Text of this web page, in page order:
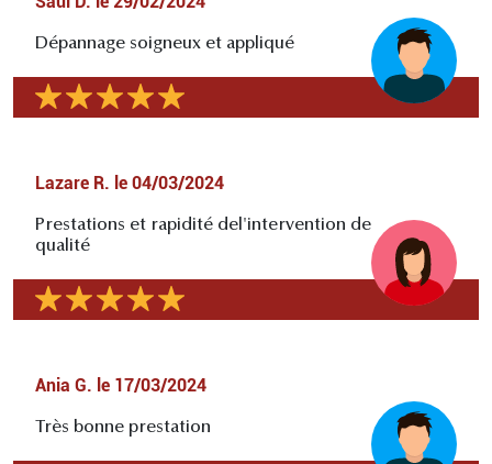
Dépannage soigneux et appliqué
Lazare R. le 04/03/2024
Prestations et rapidité del'intervention de
qualité
Ania G. le 17/03/2024
Très bonne prestation